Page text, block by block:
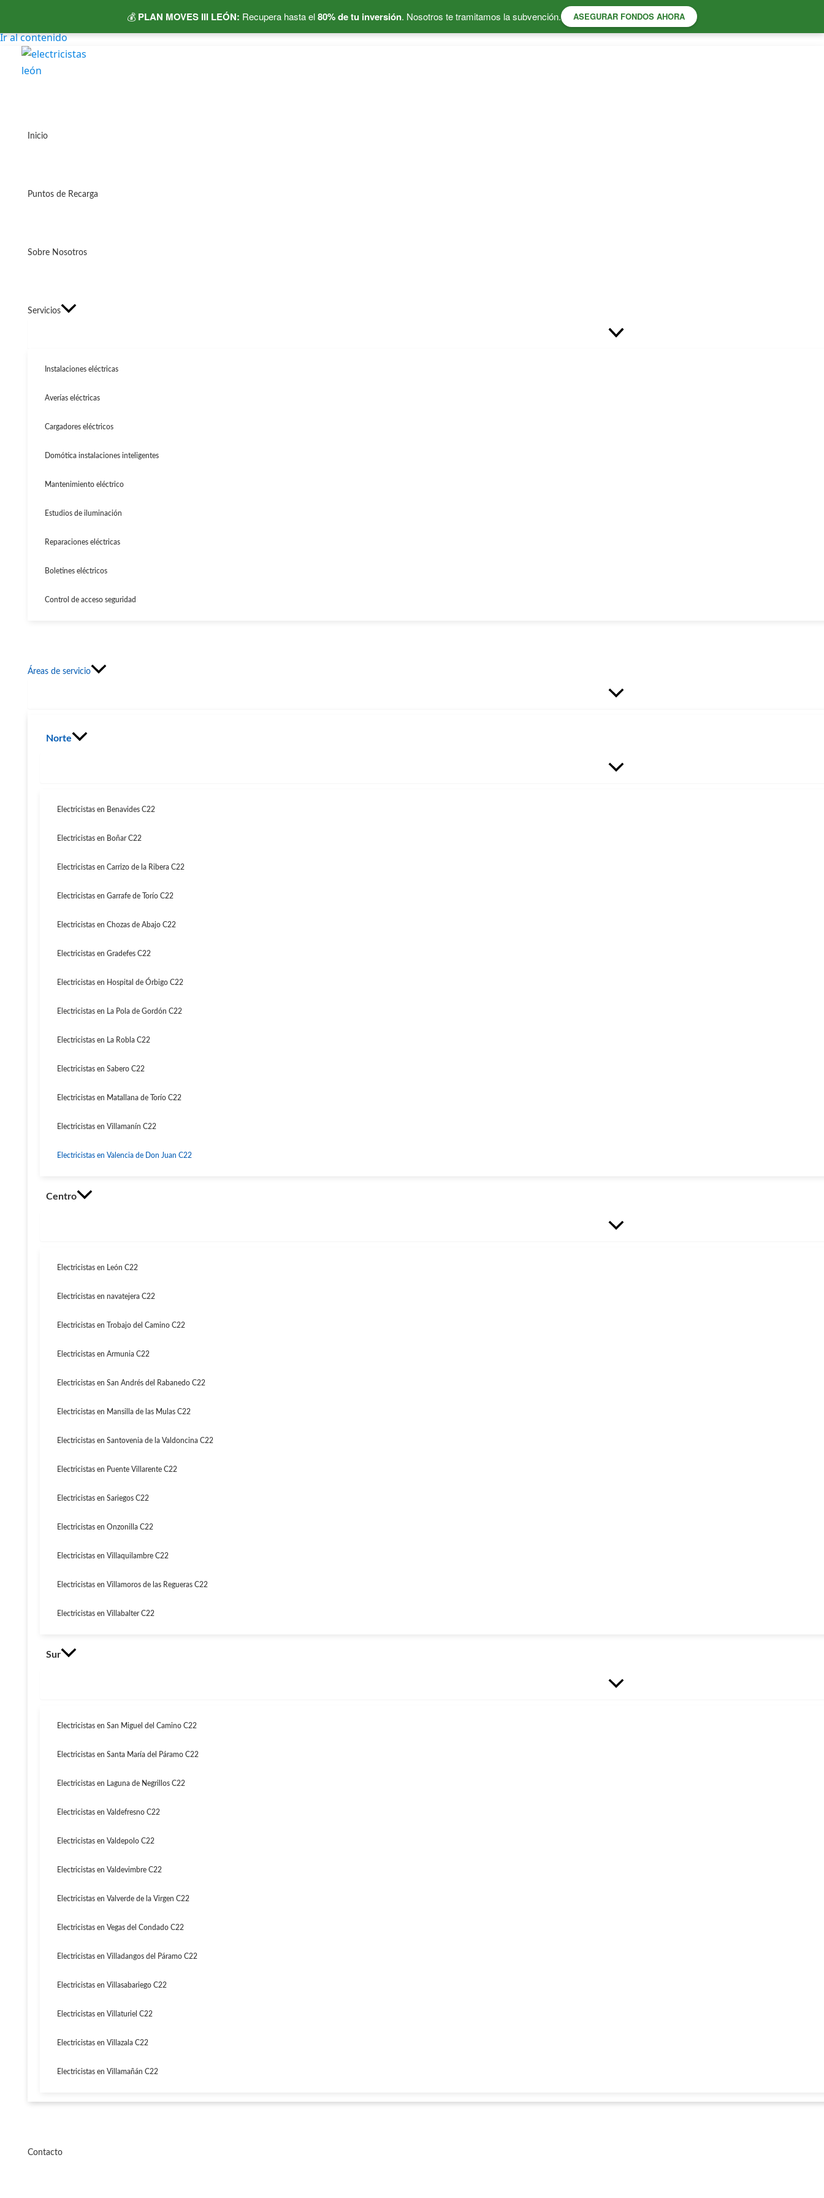
💰 PLAN MOVES III LEÓN: Recupera hasta el80% de tu inversión. Nosotros te tramitamos la subvención. ASEGURAR FONDOS AHORA
Ir al contenido
Inicio
Puntos de Recarga
Sobre Nosotros
Servicios
Instalaciones eléctricas
Averías eléctricas
Cargadores eléctricos
Domótica instalaciones inteligentes
Mantenimiento eléctrico
Estudios de iluminación
Reparaciones eléctricas
Boletines eléctricos
Control de acceso seguridad
Áreas de servicio
Norte
Electricistas en Benavides C22
Electricistas en Boñar C22
Electricistas en Carrizo de la Ribera C22
Electricistas en Garrafe de Torío C22
Electricistas en Chozas de Abajo C22
Electricistas en Gradefes C22
Electricistas en Hospital de Órbigo C22
Electricistas en La Pola de Gordón C22
Electricistas en La Robla C22
Electricistas en Sabero C22
Electricistas en Matallana de Torío C22
Electricistas en Villamanín C22
Electricistas en Valencia de Don Juan C22
Centro
Electricistas en León C22
Electricistas en navatejera C22
Electricistas en Trobajo del Camino C22
Electricistas en Armunia C22
Electricistas en San Andrés del Rabanedo C22
Electricistas en Mansilla de las Mulas C22
Electricistas en Santovenia de la Valdoncina C22
Electricistas en Puente Villarente C22
Electricistas en Sariegos C22
Electricistas en Onzonilla C22
Electricistas en Villaquilambre C22
Electricistas en Villamoros de las Regueras C22
Electricistas en Villabalter C22
Sur
Electricistas en San Miguel del Camino C22
Electricistas en Santa María del Páramo C22
Electricistas en Laguna de Negrillos C22
Electricistas en Valdefresno C22
Electricistas en Valdepolo C22
Electricistas en Valdevimbre C22
Electricistas en Valverde de la Virgen C22
Electricistas en Vegas del Condado C22
Electricistas en Villadangos del Páramo C22
Electricistas en Villasabariego C22
Electricistas en Villaturiel C22
Electricistas en Villazala C22
Electricistas en Villamañán C22
Contacto